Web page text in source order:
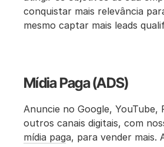
conquistar mais relevância
mesmo captar mais leads
Mídia Paga (ADS)
Anuncie no Google, YouTube,
outros canais digitais, com
mídia paga, para vender mais.